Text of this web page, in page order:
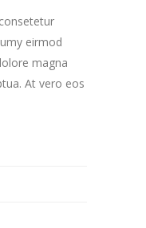
eirmod
magna
At vero eos